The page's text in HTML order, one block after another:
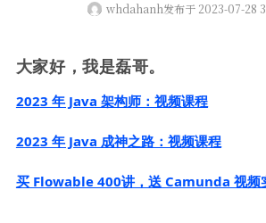
whdahanh发布于 2023-07-28
大家好，我是磊哥。
2023 年 Java 架构师：视频课程
2023 年 Java 成神之路：视频课程
买 Flowable 400讲，送 Camunda 视频